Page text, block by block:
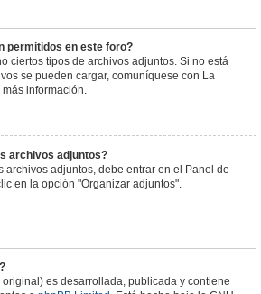
permitidos en este foro?
ciertos tipos de archivos adjuntos. Si no está
se pueden cargar, comuníquese con La
información.
archivos adjuntos?
archivos adjuntos, debe entrar en el Panel de
en la opción "Organizar adjuntos".
es desarrollada, publicada y contiene